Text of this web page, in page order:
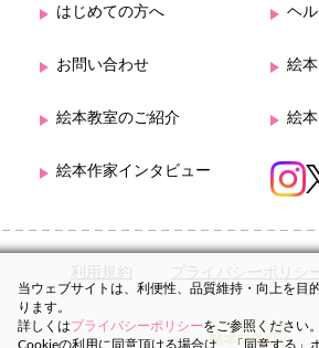
はじめての方へ ヘル
お問い合わせ 絵
絵本教室のご紹介 絵
絵本作家インタビュー
利用規約 プライバシーポリシ
当ウェブサイトは、利便性、品質維持・向上を目
ります。
詳しくはプライバシーポリシーをご参照ください。
Cookieの利用に同意頂ける場合は、「同意する」